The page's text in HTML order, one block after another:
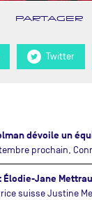
PARTAGER
Twitter